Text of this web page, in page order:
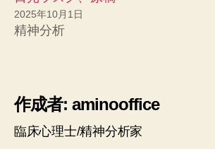
2025年10月1日
精神分析
作成者: aminooffice
臨床心理士/精神分析家